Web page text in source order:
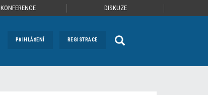
KONFERENCE DISKUZE
PŘIHLÁŠENÍ REGISTRACE